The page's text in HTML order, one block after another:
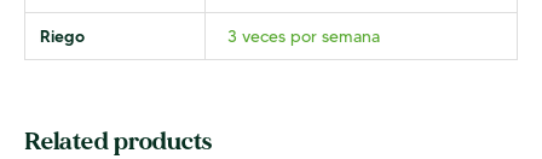
Riego 3 veces por semana
Related products